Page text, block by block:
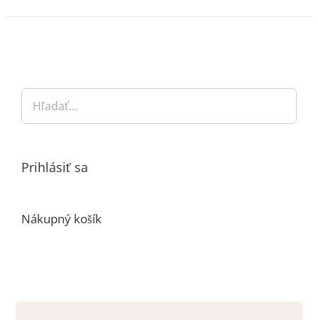
Prihlásiť sa
Nákupný košík